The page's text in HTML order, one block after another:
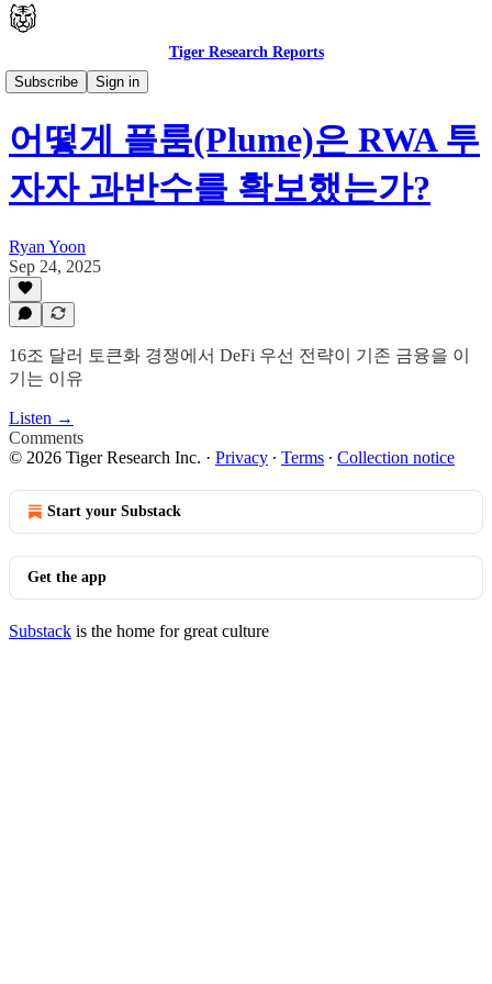
Tiger Research Reports
Subscribe
Sign in
🇰🇷 한국어
어떻게 플룸(Plume)은 RWA 투
자자 과반수를 확보했는가?
Ryan Yoon
Sep 24, 2025
16조 달러 토큰화 경쟁에서 DeFi 우선 전략이 기존 금융을 이
기는 이유
Listen →
Comments
© 2026 Tiger Research Inc. · Privacy ∙ Terms ∙ Collection notice
Start your Substack
Get the app
Substack is the home for great culture